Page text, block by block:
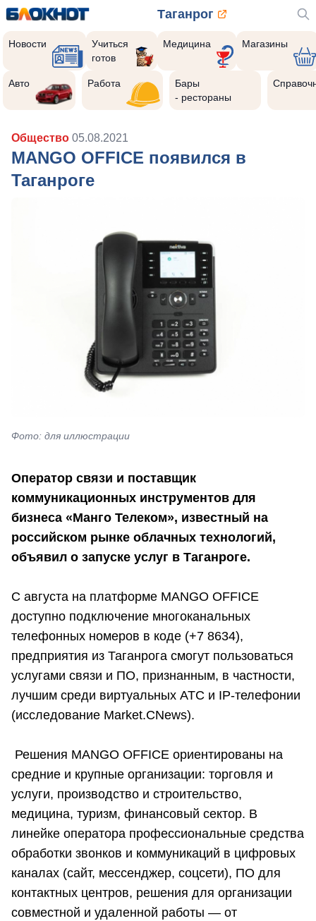
Таганрог
Новости
Учиться
готов
Медицина Магазины
Авто Работа
Бары
- рестораны
Общество 05.08.2021
MANGO OFFICE появился в
Таганроге
Фото: для иллюстрации
Оператор связи и поставщик
коммуникационных инструментов для
бизнеса «Манго Телеком», известный на
российском рынке облачных технологий,
объявил о запуске услуг в Таганроге.
С августа на платформе MANGO OFFICE
доступно подключение многоканальных
телефонных номеров в коде (+7 8634),
предприятия из Таганрога смогут пользоваться
услугами связи и ПО, признанным, в частности,
лучшим среди виртуальных АТС и IP-телефонии
(исследование Market.CNews).
Решения MANGO OFFICE ориентированы на
средние и крупные организации: торговля и
услуги, производство и строительство,
медицина, туризм, финансовый сектор. В
линейке оператора профессиональные средства
обработки звонков и коммуникаций в цифровых
каналах (сайт, мессенджер, соцсети), ПО для
контактных центров, решения для организации
совместной и удаленной работы — от